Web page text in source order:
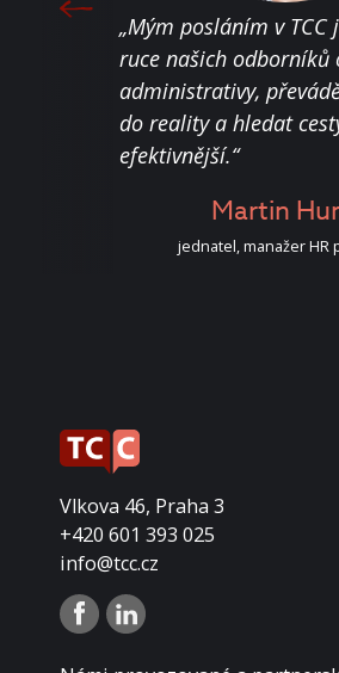
„Mým posláním v TCC
ruce našich odborníků
administrativy,
do reality a hledat
efektivnější.“
Martin
jednatel, manažer HR
Vlkova 46, Praha 3
+420 601 393 025
info@tcc.cz